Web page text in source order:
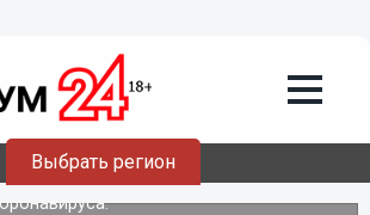
Выбрать регион
жителей
области получат по
программу поощрения